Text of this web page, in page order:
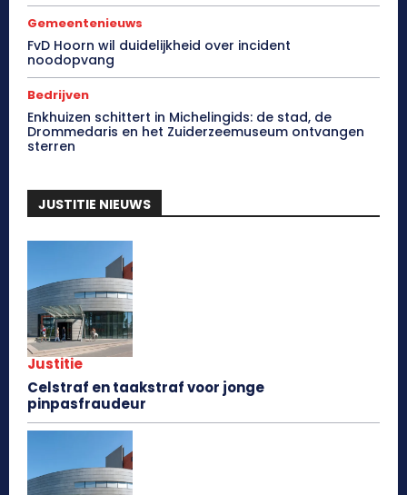
Gemeentenieuws
FvD Hoorn wil duidelijkheid over incident
noodopvang
Bedrijven
Enkhuizen schittert in Michelingids: de stad, de
Drommedaris en het Zuiderzeemuseum ontvangen
sterren
JUSTITIE NIEUWS
Justitie
Celstraf en taakstraf voor jonge
pinpasfraudeur